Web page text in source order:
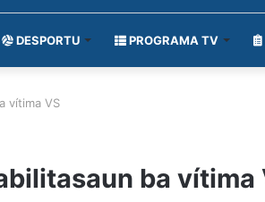
DESPORTU PROGRAMA TV
vítima VS
ba vítima